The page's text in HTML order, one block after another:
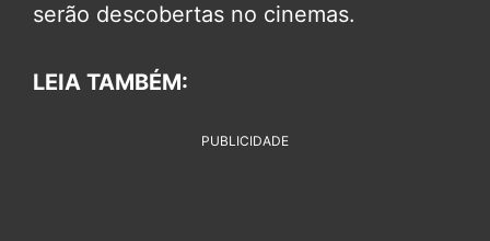
serão descobertas no cinemas.
LEIA TAMBÉM:
PUBLICIDADE